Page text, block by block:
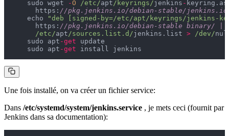
    sudo wget
-O /etc/apt/keyrings/jenkins -
      https:
//pkg.jenkins.io/debian-stable/jenkins.io-
    echo
"deb [signed-by=/etc/apt/keyrings/jenkins-
      https:
//pkg.jenkins.io/debian-stable binary/ |
/etc/apt/sources.list.d/jenkins.list > /dev/
    sudo apt
-get update
    sudo apt
-get
Une fois installé, on va créer un fichier service:
Dans /etc/systemd/system/jenkins.service , je mets ceci (fournit par
Jenkins dans sa documentation):